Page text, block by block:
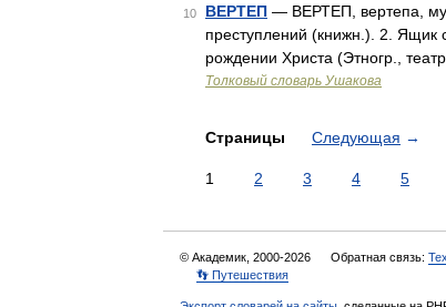
10 ВЕРТЕП — ВЕРТЕП, вертепа,
преступлений (книжн.). 2. Ящик
рождении Христа (Этногр.,
Толковый словарь Ушакова
Страницы Следующая →
1 2 3 4 5
© Академик, 2000-2026 Обратная связь:
👣 Путешествия